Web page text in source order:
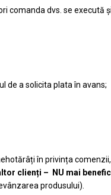
dvs. se execută
de a solicita plata în avans;
în privința
clienți – NU mai
produsului).